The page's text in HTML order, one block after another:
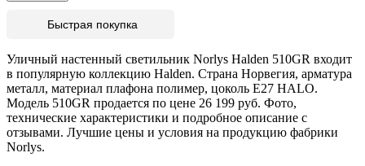
Быстрая покупка
Уличный настенный светильник Norlys Halden 510GR входит
в популярную коллекцию Halden. Страна Норвегия, арматура
металл, материал плафона полимер, цоколь E27 HALO.
Модель 510GR продается по цене 26 199 руб. Фото,
технические характеристики и подробное описание с
отзывами. Лучшие цены и условия на продукцию фабрики
Norlys.